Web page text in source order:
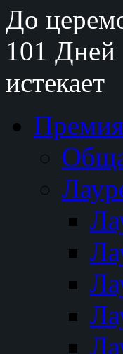
До
101 Дней
истекает